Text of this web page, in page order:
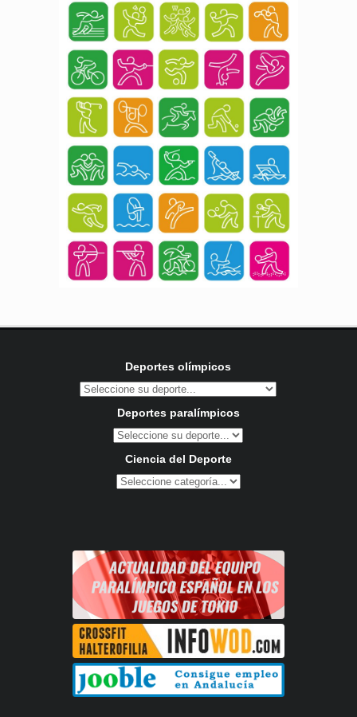
Deportes olímpicos
Deportes paralímpicos
Ciencia del Deporte